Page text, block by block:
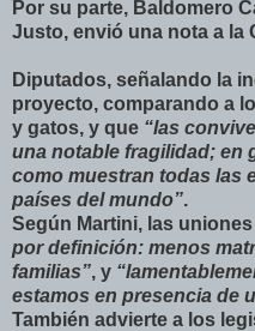
Por su parte, Baldomero
Justo, envió una nota a la
Diputados, señalando la
proyecto, comparando a
y gatos, y que “las
una notable fragilidad; en
como muestran todas las
países del mundo”.
Según Martini, las
por definición: menos
familias”, y
estamos en presencia de
También advierte a los